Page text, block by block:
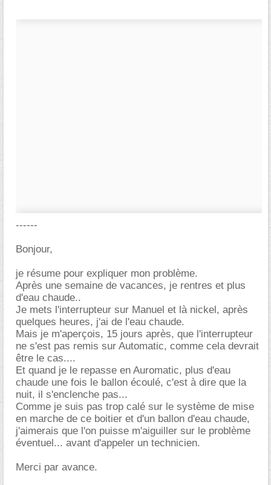
------
Bonjour,
je résume pour expliquer mon problème.
Après une semaine de vacances, je rentres et plus
d'eau chaude..
Je mets l'interrupteur sur Manuel et là nickel, après
quelques heures, j'ai de l'eau chaude.
Mais je m'aperçois, 15 jours après, que l'interrupteur
ne s'est pas remis sur Automatic, comme cela devrait
être le cas....
Et quand je le repasse en Auromatic, plus d'eau
chaude une fois le ballon écoulé, c'est à dire que la
nuit, il s'enclenche pas...
Comme je suis pas trop calé sur le système de mise
en marche de ce boitier et d'un ballon d'eau chaude,
j'aimerais que l'on puisse m'aiguiller sur le problème
éventuel... avant d'appeler un technicien.
Merci par avance.